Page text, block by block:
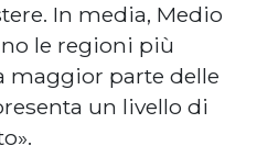
In media, Medio
le regioni più
maggior parte delle
un livello di